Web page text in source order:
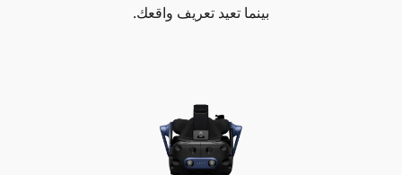
بينما تعيد تعريف واقعك.